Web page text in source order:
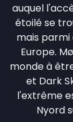
auquel
étoilé se
mais
Europe.
monde à
et Dark
l'extrême
Nyord